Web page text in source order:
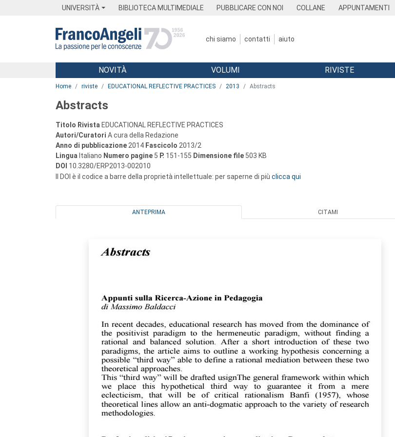
UNIVERSITÀ BIBLIOTECA MULTIMEDIALE PUBBLICARE CON NOI COLLANE APPUNTAMENTI
chi siamo contatti aiuto
Menu
NOVITÀ VOLUMI RIVISTE
Home riviste EDUCATIONAL REFLECTIVE PRACTICES 2013 Abstracts
Abstracts
Titolo Rivista EDUCATIONAL REFLECTIVE PRACTICES
Autori/Curatori A cura della Redazione
Anno di pubblicazione 2014 Fascicolo 2013/2
Lingua Italiano Numero pagine 5 P. 151-155 Dimensione file 503 KB
DOI 10.3280/ERP2013-002010
Il DOI è il codice a barre della proprietà intellettuale: per saperne di più clicca qui
ANTEPRIMA CITAMI